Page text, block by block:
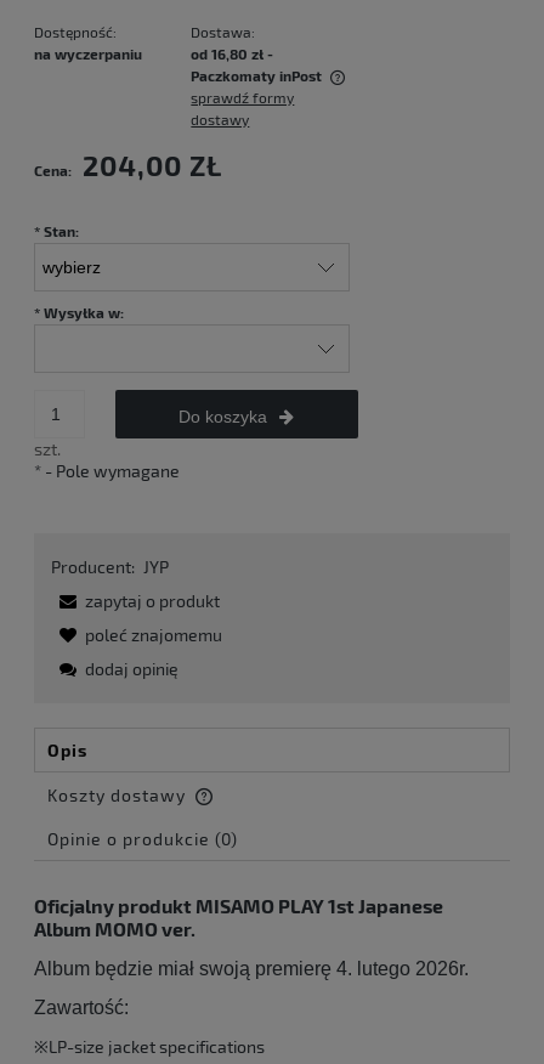
Dostępność:
na wyczerpaniu
Dostawa:
od 16,80 zł -
Paczkomaty inPost
Cena nie zawiera ewentualnych kosztów płatności
sprawdź formy
dostawy
Cena: 204,00 ZŁ
* Stan:
* Wysyłka w:
szt.
Do koszyka
* - Pole wymagane
Producent: JYP
zapytaj o produkt
poleć znajomemu
dodaj opinię
Opis
Koszty dostawy
Cena nie zawiera ewentualnych kosztów płatności
Opinie o produkcie (0)
Oficjalny produkt MISAMO PLAY 1st Japanese
Album MOMO ver.
Album będzie miał swoją premierę 4. lutego 2026r.
Zawartość:
※LP-size jacket specifications